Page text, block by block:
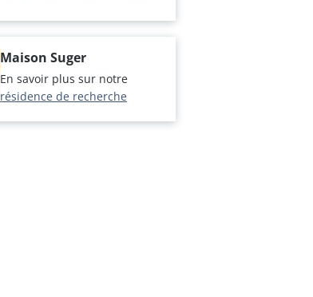
Maison Suger
En savoir plus sur notre
résidence de recherche